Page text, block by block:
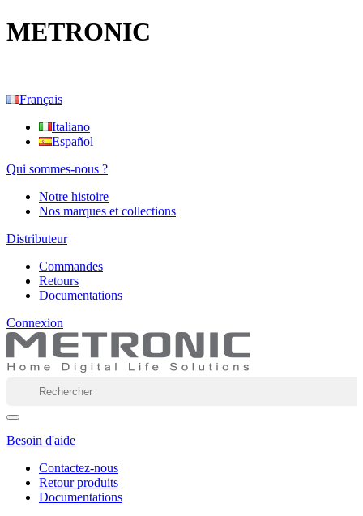
METRONIC
Français
Italiano
Español
Qui sommes-nous ?
Notre histoire
Nos marques et collections
Distributeur
Commandes
Retours
Documentations
Connexion
Besoin d'aide
Contactez-nous
Retour produits
Documentations